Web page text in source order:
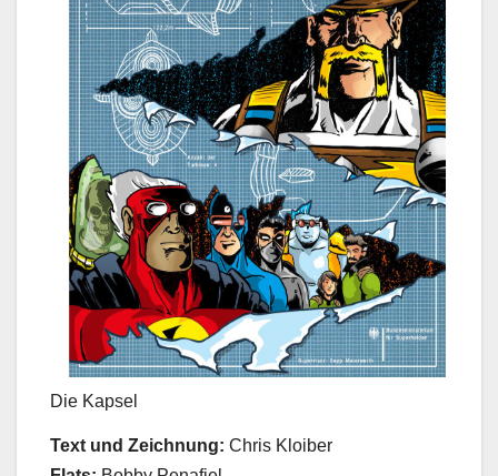
Die Kapsel
Text und Zeichnung: Chris Kloiber